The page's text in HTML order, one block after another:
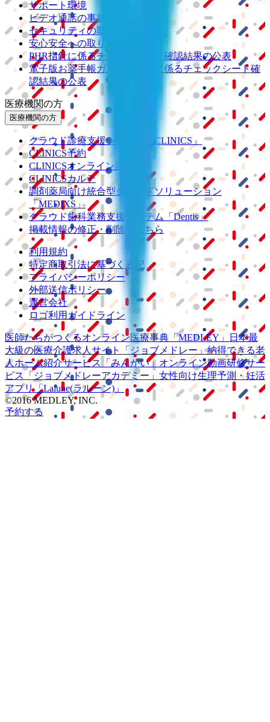
サポート環境
ビデオ通話の事前テスト
セキュリティの取り組み
安心安全への取り組み
PHR指針に係るチェックシート確認結果の公表
電子版お薬手帳ガイドラインに係るチェックシート確
認結果の公表
医療機関の方
医療機関の方
クラウド診療支援システム
「CLINICS」
CLINICS予約
CLINICSオンライン診療
CLINICSカルテ
調剤薬局向け統合型クラウドソリューション
「MEDIXS」
クラウド歯科業務支援システム
「Dentis」
掲載情報の修正・削除はこちら
利用規約
特定商取引法に基づく表記
プライバシーポリシー
外部送信ポリシー
運営会社
ロゴ利用ガイドライン
医師たちがつくるオンライン医療事典 「MEDLEY」
日本最
大級の医療介護求人サイト 「ジョブメドレー」納得できる老
人ホーム紹介サービス
「みんかい」 オンライン動画研修サー
ビス
「ジョブメドレーアカデミー」 女性向け生理予測・妊活
アプリ「Lalune(ラルーン)」
©2016 MEDLEY, INC.
予約する